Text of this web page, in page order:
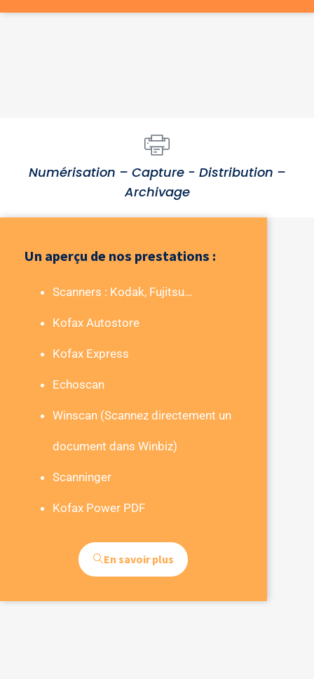
Numérisation – Capture - Distribution –
Archivage
Un aperçu de nos prestations :
Scanners : Kodak, Fujitsu…
Kofax Autostore
Kofax Express
Echoscan
Winscan (Scannez directement un
document dans Winbiz)
Scanninger
Kofax Power PDF
En savoir plus